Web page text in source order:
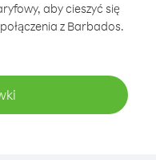
aby cieszyć się
z Barbados.